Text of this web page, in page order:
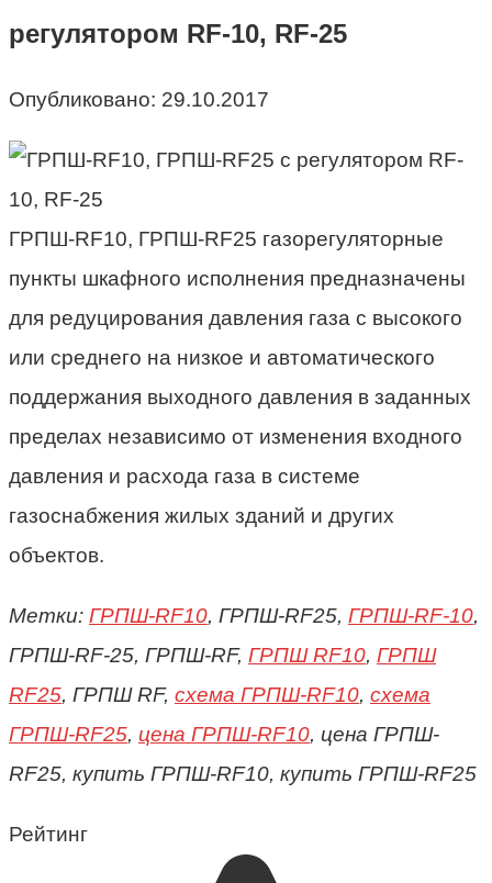
регулятором RF-10, RF-25
Опубликовано: 29.10.2017
ГРПШ-RF10, ГРПШ-RF25 газорегуляторные
пункты шкафного исполнения предназначены
для редуцирования давления газа с высокого
или среднего на низкое и автоматического
поддержания выходного давления в заданных
пределах независимо от изменения входного
давления и расхода газа в системе
газоснабжения жилых зданий и других
объектов.
Метки: ГРПШ-RF10, ГРПШ-RF25, ГРПШ-RF-10,
ГРПШ-RF-25, ГРПШ-RF, ГРПШ RF10, ГРПШ
RF25, ГРПШ RF, схема ГРПШ-RF10, схема
ГРПШ-RF25, цена ГРПШ-RF10, цена ГРПШ-
RF25, купить ГРПШ-RF10, купить ГРПШ-RF25
Рейтинг